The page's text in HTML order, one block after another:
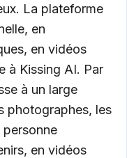
La plateforme
en
en vidéos
à Kissing AI. Par
à un large
photographes, les
en vidéos